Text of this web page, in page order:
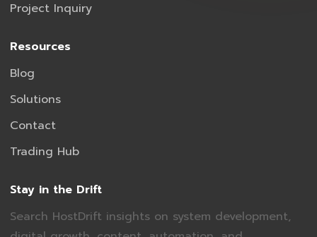
Project Inquiry
Resources
Blog
Solutions
Contact
Trading Hub
Stay in the Drift
Search HostDrift insights on system development,